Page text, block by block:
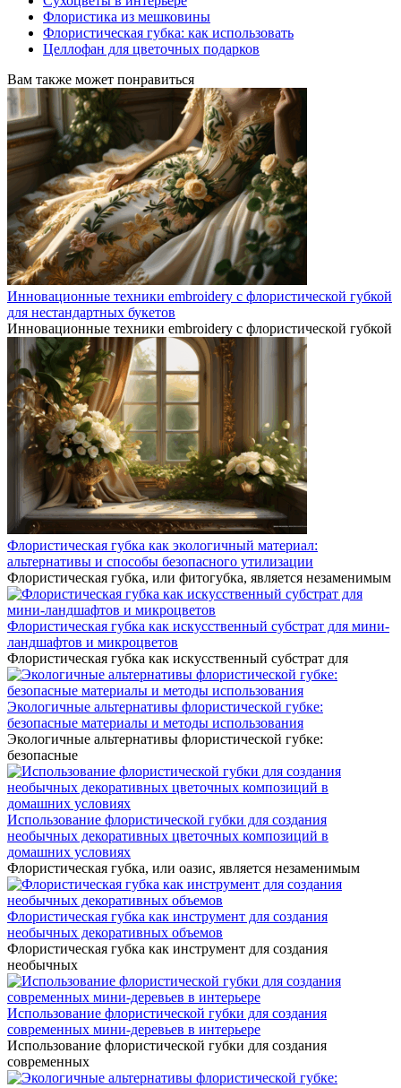
Флористика из мешковины
Флористическая губка: как использовать
Целлофан для цветочных подарков
Вам также может понравиться
Инновационные техники embroidery с флористической губкой
для нестандартных букетов
Инновационные техники embroidery с флористической губкой
Флористическая губка как экологичный материал:
альтернативы и способы безопасного утилизации
Флористическая губка, или фитогубка, является незаменимым
Флористическая губка как искусственный субстрат для мини-
ландшафтов и микроцветов
Флористическая губка как искусственный субстрат для
Экологичные альтернативы флористической губке:
безопасные материалы и методы использования
Экологичные альтернативы флористической губке:
безопасные
Использование флористической губки для создания
необычных декоративных цветочных композиций в
домашних условиях
Флористическая губка, или оазис, является незаменимым
Флористическая губка как инструмент для создания
необычных декоративных объемов
Флористическая губка как инструмент для создания
необычных
Использование флористической губки для создания
современных мини-деревьев в интерьере
Использование флористической губки для создания
современных